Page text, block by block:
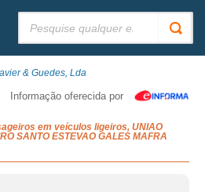
& Guedes, Lda
Informação oferecida por
em veículos ligeiros, UNIAO
SANTO ESTEVAO GALES MAFRA